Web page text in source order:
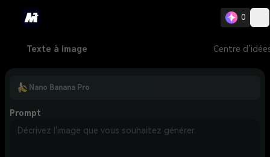
0
Texte à image Centre
Nano Banana Pro
Prompt